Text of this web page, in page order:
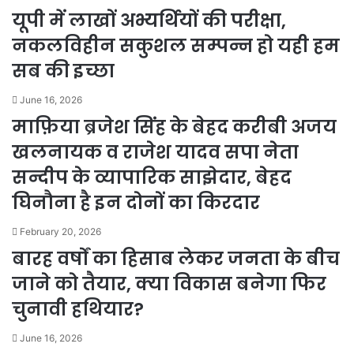
यूपी में लाखों अभ्यर्थियों की परीक्षा,
नकलविहीन सकुशल सम्पन्न हो यही हम
सब की इच्छा
June 16, 2026
माफ़िया ब्रजेश सिंह के बेहद करीबी अजय
खलनायक व राजेश यादव सपा नेता
सन्दीप के व्यापारिक साझेदार, बेहद
घिनौना है इन दोनों का किरदार
February 20, 2026
बारह वर्षों का हिसाब लेकर जनता के बीच
जाने को तैयार, क्या विकास बनेगा फिर
चुनावी हथियार?
June 16, 2026